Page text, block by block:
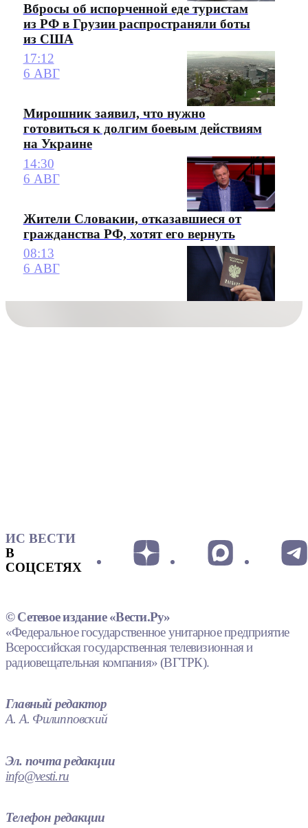
Вбросы об испорченной еде туристам
из РФ в Грузии распространяли боты
из США
17:12
6 АВГ
Мирошник заявил, что нужно
готовиться к долгим боевым действиям
на Украине
14:30
6 АВГ
Жители Словакии, отказавшиеся от
гражданства РФ, хотят его вернуть
08:13
6 АВГ
ИС ВЕСТИ
В
СОЦСЕТЯХ
© Сетевое издание «Вести.Ру»
«Федеральное государственное унитарное предприятие
Всероссийская государственная телевизионная и
радиовещательная компания» (ВГТРК).
Главный редактор
А. А. Филипповский
Эл. почта редакции
info@vesti.ru
Телефон редакции